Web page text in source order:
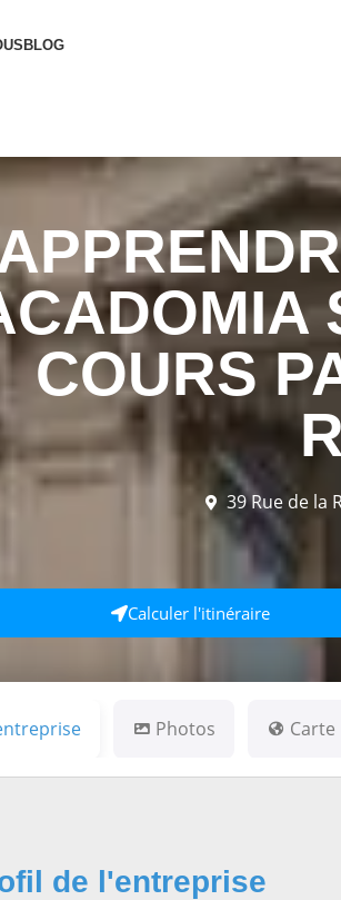
BLOG
COURS
39 Rue de la
Calculer l'itinéraire
Photos Carte
de l'entreprise